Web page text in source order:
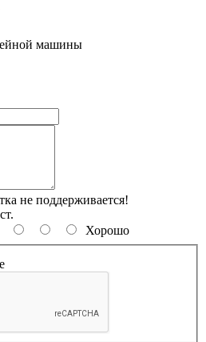
машины
не поддерживается!
Хорошо